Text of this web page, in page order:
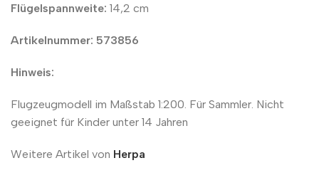
Flügelspannweite: 14,2 cm
Artikelnummer: 573856
Hinweis:
Flugzeugmodell im Maßstab 1:200. Für Sammler. Nicht
geeignet für Kinder unter 14 Jahren
Weitere Artikel von Herpa